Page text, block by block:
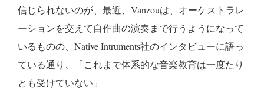
信じられないのが、最近、Vanzouは、オーケストラレ
ーションを交えて自作曲の演奏まで行うようになって
いるものの、Native Intruments社のインタビューに語っ
ている通り、「これまで体系的な音楽教育は一度たり
とも受けていない」